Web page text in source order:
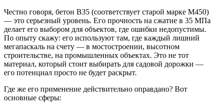
Честно говоря, бетон B35 (соответствует старой марке М450)
— это серьезный уровень. Его прочность на сжатие в 35 МПа
делает его выбором для объектов, где ошибки недопустимы.
По опыту скажу: его используют там, где каждый лишний
мегапаскаль на счету — в мостостроении, высотном
строительстве, на промышленных объектах. Это не тот
материал, который стоит выбирать для садовой дорожки —
его потенциал просто не будет раскрыт.
Где же его применение действительно оправдано? Вот
основные сферы: